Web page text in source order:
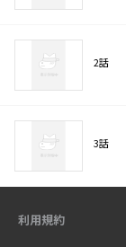
2話
3話
利用規約